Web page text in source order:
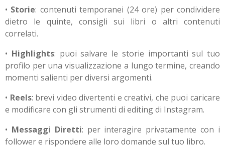
• Storie: contenuti temporanei (24 ore) per condividere
dietro le quinte, consigli sui libri o altri contenuti
correlati.
• Highlights: puoi salvare le storie importanti sul tuo
profilo per una visualizzazione a lungo termine, creando
momenti salienti per diversi argomenti.
• Reels: brevi video divertenti e creativi, che puoi caricare
e modificare con gli strumenti di editing di Instagram.
• Messaggi Diretti: per interagire privatamente con i
follower e rispondere alle loro domande sul tuo libro.